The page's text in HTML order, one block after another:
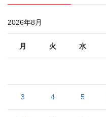
2026年8月
月 火 水
3 4 5